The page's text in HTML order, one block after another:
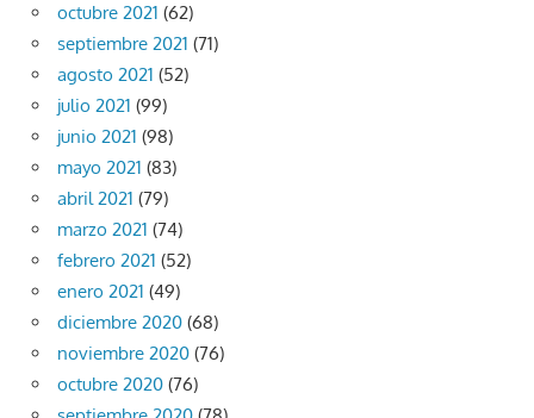
octubre 2021 (62)
septiembre 2021 (71)
agosto 2021 (52)
julio 2021 (99)
junio 2021 (98)
mayo 2021 (83)
abril 2021 (79)
marzo 2021 (74)
febrero 2021 (52)
enero 2021 (49)
diciembre 2020 (68)
noviembre 2020 (76)
octubre 2020 (76)